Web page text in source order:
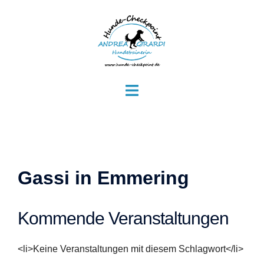
Menü
Gassi in Emmering
Kommende Veranstaltungen
<li>Keine Veranstaltungen mit diesem Schlagwort</li>